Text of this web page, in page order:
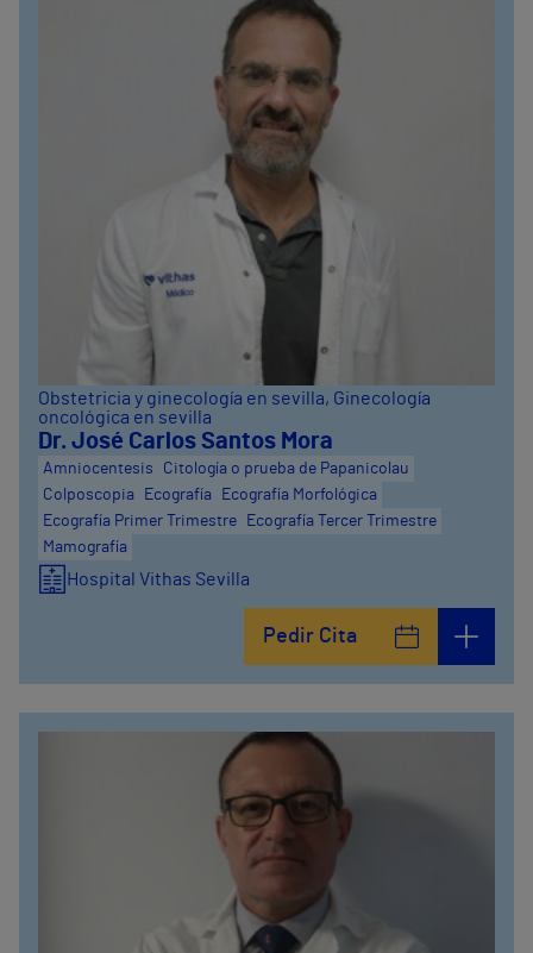
Obstetricia y ginecología en sevilla, Ginecología
oncológica en sevilla
Dr. José Carlos Santos Mora
Amniocentesis
Citología o prueba de Papanicolau
Colposcopia
Ecografía
Ecografía Morfológica
Ecografía Primer Trimestre
Ecografía Tercer Trimestre
Mamografía
Hospital Vithas Sevilla
Pedir Cita